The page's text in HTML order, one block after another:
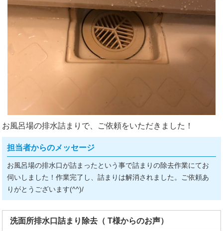
お風呂場の排水詰まりで、ご依頼をいただきました！
担当者からのメッセージ
お風呂場の排水口が詰まったという事で詰まりの除去作業にてお
伺いしました！作業完了し、詰まりは解消されました。ご依頼あ
りがとうございます(^^)/
洗面所排水口詰まり除去（ T様からのお声）